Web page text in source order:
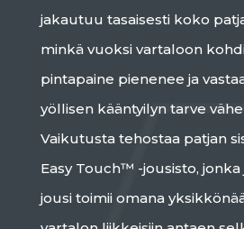
jakautuu tasaisesti koko
minkä vuoksi vartaloon
pintapaine pienenee ja
yöllisen kääntyilyn tarve
Vaikutusta tehostaa patjan
Easy Touch™ -jousisto,
jousi toimii omana